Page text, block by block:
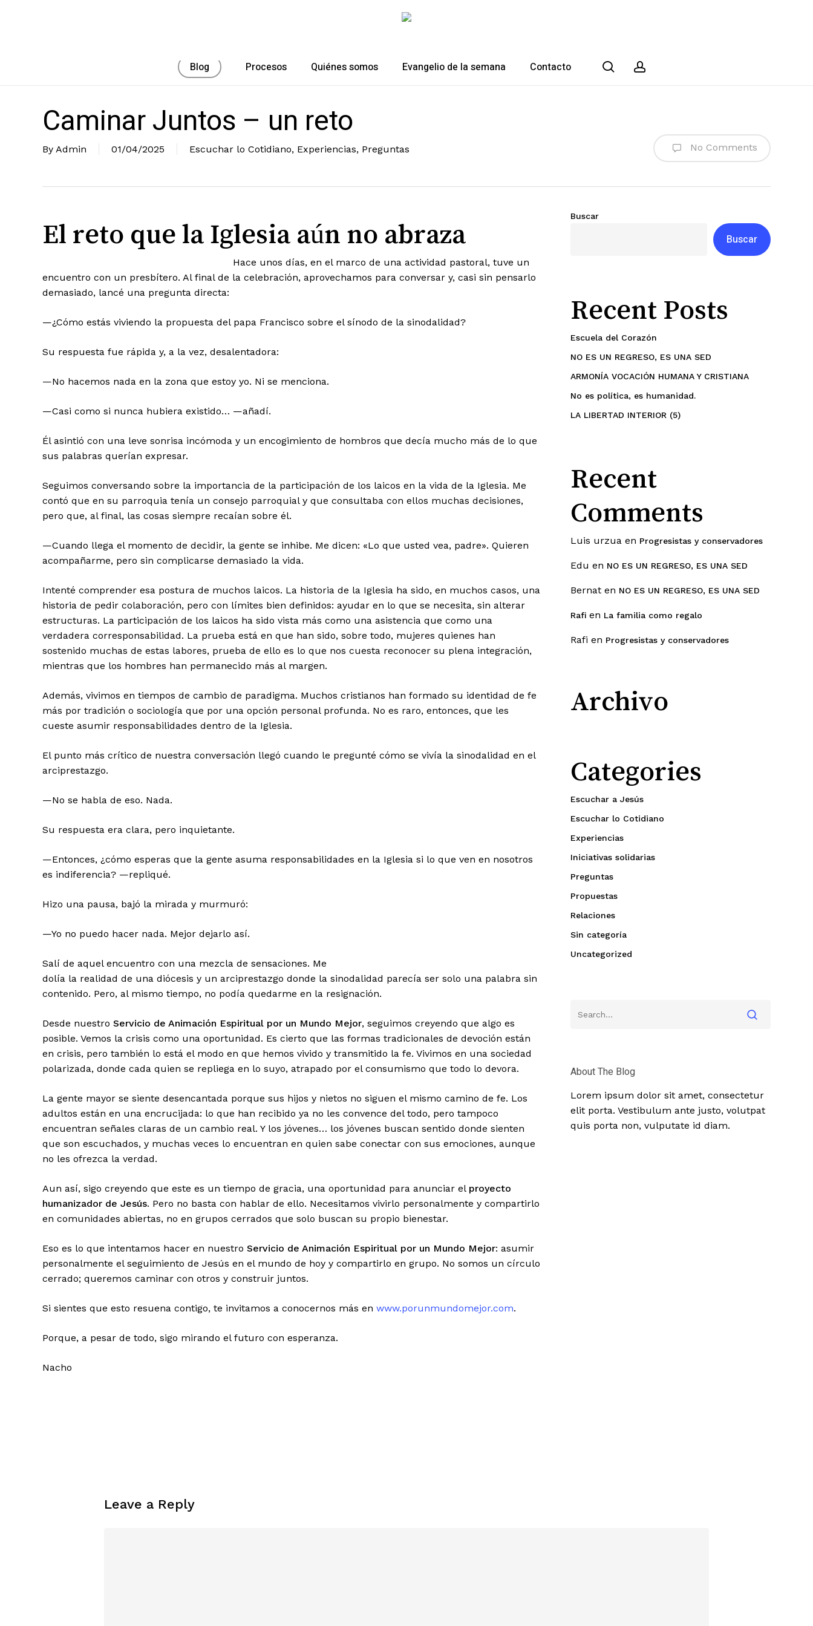
Blog Procesos Quiénes somos Evangelio de la semana Contacto search
Caminar Juntos – un reto
By Admin 01/04/2025 Escuchar lo Cotidiano, Experiencias, Preguntas No Comments
El reto que la Iglesia aún no abraza
Hace unos días, en el marco de una actividad pastoral, tuve un
encuentro con un presbítero. Al final de la celebración, aprovechamos para conversar y, casi sin pensarlo
demasiado, lancé una pregunta directa:
—¿Cómo estás viviendo la propuesta del papa Francisco sobre el sínodo de la sinodalidad?
Su respuesta fue rápida y, a la vez, desalentadora:
—No hacemos nada en la zona que estoy yo. Ni se menciona.
—Casi como si nunca hubiera existido… —añadí.
Él asintió con una leve sonrisa incómoda y un encogimiento de hombros que decía mucho más de lo que
sus palabras querían expresar.
Seguimos conversando sobre la importancia de la participación de los laicos en la vida de la Iglesia. Me
contó que en su parroquia tenía un consejo parroquial y que consultaba con ellos muchas decisiones,
pero que, al final, las cosas siempre recaían sobre él.
—Cuando llega el momento de decidir, la gente se inhibe. Me dicen: «Lo que usted vea, padre». Quieren
acompañarme, pero sin complicarse demasiado la vida.
Intenté comprender esa postura de muchos laicos. La historia de la Iglesia ha sido, en muchos casos, una
historia de pedir colaboración, pero con límites bien definidos: ayudar en lo que se necesita, sin alterar
estructuras. La participación de los laicos ha sido vista más como una asistencia que como una
verdadera corresponsabilidad. La prueba está en que han sido, sobre todo, mujeres quienes han
sostenido muchas de estas labores, prueba de ello es lo que nos cuesta reconocer su plena integración,
mientras que los hombres han permanecido más al margen.
Además, vivimos en tiempos de cambio de paradigma. Muchos cristianos han formado su identidad de fe
más por tradición o sociología que por una opción personal profunda. No es raro, entonces, que les
cueste asumir responsabilidades dentro de la Iglesia.
El punto más crítico de nuestra conversación llegó cuando le pregunté cómo se vivía la sinodalidad en el
arciprestazgo.
—No se habla de eso. Nada.
Su respuesta era clara, pero inquietante.
—Entonces, ¿cómo esperas que la gente asuma responsabilidades en la Iglesia si lo que ven en nosotros
es indiferencia? —repliqué.
Hizo una pausa, bajó la mirada y murmuró:
—Yo no puedo hacer nada. Mejor dejarlo así.
Salí de aquel encuentro con una mezcla de sensaciones. Me
dolía la realidad de una diócesis y un arciprestazgo donde la sinodalidad parecía ser solo una palabra sin
contenido. Pero, al mismo tiempo, no podía quedarme en la resignación.
Desde nuestro Servicio de Animación Espiritual por un Mundo Mejor, seguimos creyendo que algo es
posible. Vemos la crisis como una oportunidad. Es cierto que las formas tradicionales de devoción están
en crisis, pero también lo está el modo en que hemos vivido y transmitido la fe. Vivimos en una sociedad
polarizada, donde cada quien se repliega en lo suyo, atrapado por el consumismo que todo lo devora.
La gente mayor se siente desencantada porque sus hijos y nietos no siguen el mismo camino de fe. Los
adultos están en una encrucijada: lo que han recibido ya no les convence del todo, pero tampoco
encuentran señales claras de un cambio real. Y los jóvenes… los jóvenes buscan sentido donde sienten
que son escuchados, y muchas veces lo encuentran en quien sabe conectar con sus emociones, aunque
no les ofrezca la verdad.
Aun así, sigo creyendo que este es un tiempo de gracia, una oportunidad para anunciar el proyecto
humanizador de Jesús. Pero no basta con hablar de ello. Necesitamos vivirlo personalmente y compartirlo
en comunidades abiertas, no en grupos cerrados que solo buscan su propio bienestar.
Eso es lo que intentamos hacer en nuestro Servicio de Animación Espiritual por un Mundo Mejor: asumir
personalmente el seguimiento de Jesús en el mundo de hoy y compartirlo en grupo. No somos un círculo
cerrado; queremos caminar con otros y construir juntos.
Si sientes que esto resuena contigo, te invitamos a conocernos más en www.porunmundomejor.com.
Porque, a pesar de todo, sigo mirando el futuro con esperanza.
Nacho
Buscar
Buscar
Recent Posts
Escuela del Corazón
NO ES UN REGRESO, ES UNA SED
ARMONÍA VOCACIÓN HUMANA Y CRISTIANA
No es política, es humanidad.
LA LIBERTAD INTERIOR (5)
Recent
Comments
Luis urzuaen Progresistas y conservadores
Edu en NO ES UN REGRESO, ES UNA SED
Bernaten NO ES UN REGRESO, ES UNA SED
Rafien La familia como regalo
Rafi en Progresistas y conservadores
Archivo
Categories
Escuchar a Jesús
Escuchar lo Cotidiano
Experiencias
Iniciativas solidarias
Preguntas
Propuestas
Relaciones
Sin categoría
Uncategorized
About The Blog
Lorem ipsum dolor sit amet, consectetur
elit porta. Vestibulum ante justo, volutpat
quis porta non, vulputate id diam.
Leave a Reply